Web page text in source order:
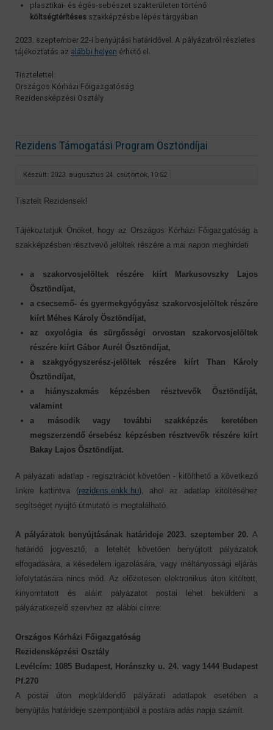
plasztikai- és égés-sebészet szakterületen történő
költségtérítéses szakképzésbe lépés tárgyában
2023. szeptember 22-i benyújtási határidővel. A pályázatról részletes
tájékoztatás az alábbi helyen érhető el.
Tisztelettel:
Országos Kórházi Főigazgatóság
Rezidensképzési Osztály
Rezidens Támogatási Program Ösztöndíjai
Készült: 2023. augusztus 24. csütörtök, 10:52
Tisztelt Rezidensek!
Tájékoztatjuk Önöket, hogy az Országos Kórházi Főigazgatóság a
szakképzésben résztvevő jelöltek részére a mai napon meghirdeti
a szakorvosjelöltek részére kiírt Markusovszky Lajos
Ösztöndíjat,
a csecsemő- és gyermekgyógyász szakorvosjelöltek részére
kiírt Méhes Károly Ösztöndíjat,
az oxyológia és sürgősségi orvostan szakorvosjelöltek
részére kiírt Gábor Aurél Ösztöndíjat,
a szakgyógyszerész-jelöltek részére kiírt Than Károly
Ösztöndíjat,
a hiányszakmás képzésben résztvevők Ösztöndíját,
valamint
a második vagy további szakképzés keretében
megszerzendő érsebész képzésben résztvevők részére kiírt
Bakay Lajos Ösztöndíjat.
A pályázati adatlap - regisztrációt követően - kitölthető a következő
linkre kattintva (rezidens.enkk.hu), ahol az adatlap kitöltéséhez
segítséget nyújtó útmutató is megtalálható.
A pályázatok benyújtásának határideje 2023. szeptember 20. A
határidő jogvesztő, a leteltét követően benyújtott pályázatok
elfogadására, a késedelem igazolására, vagy méltányossági eljárás
lefolytatására nincs mód. Az előzetesen elektronikus úton kitöltött,
kinyomtatott és aláírt pályázatot postai lehet beküldeni a
pályázatkezelő szervhez az alábbi címre:
Országos Kórházi Főigazgatóság
Rezidensképzési Osztály
Levélcím: 1085 Budapest, Horánszky u. 24. vagy 1444 Budapest
Pf.270
A postai úton megküldendő pályázati adatlapok esetében a
benyújtás határideje szempontjából a postára adás napja számít.